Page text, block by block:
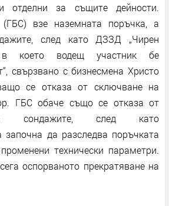
отделни за същите дейности.
(ГБС) взе наземната поръчка, а
след като ДЗЗД „Чирен
в което водещ участник бе
свързвано с бизнесмена Христо
се отказа от сключване на
ГБС обаче също се отказа от
сондажите, след като
започна да разследва поръчката
технически параметри.
оспорваното прекратяване на